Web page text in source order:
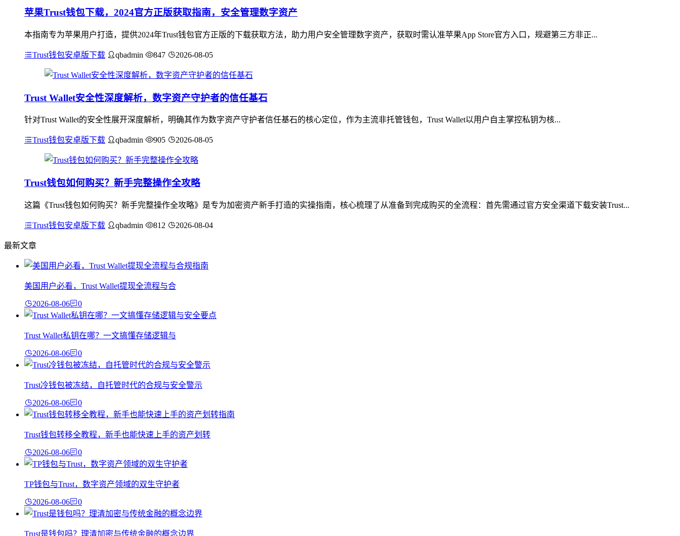
苹果Trust钱包下载，2024官方正版获取指南，安全管理数字资产
本指南专为苹果用户打造，提供2024年Trust钱包官方正版的下载获取方法，助力用户安全管理数字资产，获取时需认准苹果App Store官方入口，规避第三方非正...
Trust钱包安卓版下载 qbadmin 847 2026-08-05
Trust Wallet安全性深度解析，数字资产守护者的信任基石
针对Trust Wallet的安全性展开深度解析，明确其作为数字资产守护者信任基石的核心定位，作为主流非托管钱包，Trust Wallet以用户自主掌控私钥为核...
Trust钱包安卓版下载 qbadmin 905 2026-08-05
Trust钱包如何购买？新手完整操作全攻略
这篇《Trust钱包如何购买？新手完整操作全攻略》是专为加密资产新手打造的实操指南，核心梳理了从准备到完成购买的全流程：首先需通过官方安全渠道下载安装Trust...
Trust钱包安卓版下载 qbadmin 812 2026-08-04
最新文章
美国用户必看，Trust Wallet提现全流程与合
2026-08-06 0
Trust Wallet私钥在哪？一文搞懂存储逻辑与
2026-08-06 0
Trust冷钱包被冻结，自托管时代的合规与安全警示
2026-08-06 0
Trust钱包转移全教程，新手也能快速上手的资产划转
2026-08-06 0
TP钱包与Trust，数字资产领域的双生守护者
2026-08-06 0
Trust是钱包吗？理清加密与传统金融的概念边界